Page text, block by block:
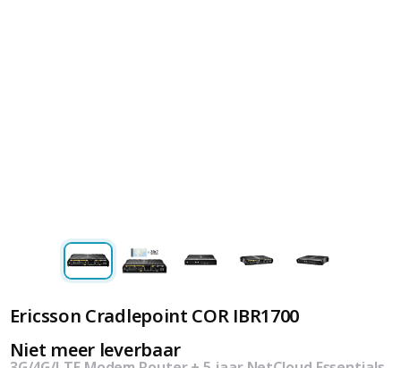
Ericsson Cradlepoint COR IBR1700
Niet meer leverbaar